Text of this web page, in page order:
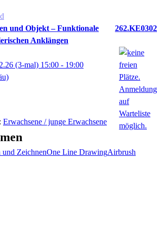
und Objekt – Funktionale
Anklängen
262.KE0302
(3-mal) 15:00 - 19:00
Erwachsene / junge Erwachsene
und ZeichnenOne Line DrawingAirbrush